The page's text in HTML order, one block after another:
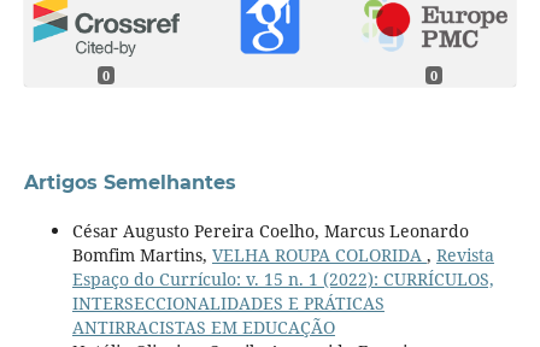
0 0
Artigos Semelhantes
César Augusto Pereira Coelho, Marcus Leonardo
Bomfim Martins, VELHA ROUPA COLORIDA , Revista
Espaço do Currículo: v. 15 n. 1 (2022): CURRÍCULOS,
INTERSECCIONALIDADES E PRÁTICAS
ANTIRRACISTAS EM EDUCAÇÃO